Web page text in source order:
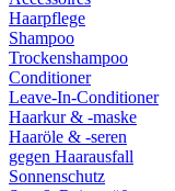
Haarpflege
Shampoo
Trockenshampoo
Conditioner
Leave-In-Conditioner
Haarkur & -maske
Haaröle & -seren
gegen Haarausfall
Sonnenschutz